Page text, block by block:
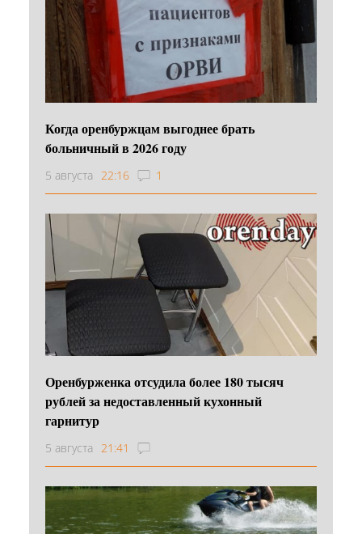
Когда оренбуржцам выгоднее брать
больничный в 2026 году
5 августа 22:16 1
Оренбурженка отсудила более 180 тысяч
рублей за недоставленный кухонный
гарнитур
5 августа 21:41